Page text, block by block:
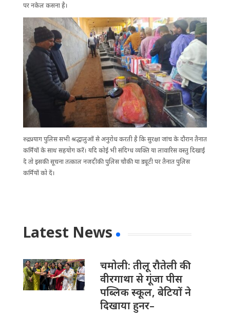
पर नकेल कसना है।
रुद्रप्रयाग पुलिस सभी श्रद्धालुओं से अनुरोध करती है कि सुरक्षा जांच के दौरान तैनात
कर्मियों के साथ सहयोग करें। यदि कोई भी संदिग्ध व्यक्ति या लावारिस वस्तु दिखाई
दे तो इसकी सूचना तत्काल नजदीकी पुलिस चौकी या ड्यूटी पर तैनात पुलिस
कर्मियों को दें।
Latest News
चमोली: तीलू रौतेली की
वीरगाथा से गूंजा पीस
पब्लिक स्कूल, बेटियों ने
दिखाया हुनर–